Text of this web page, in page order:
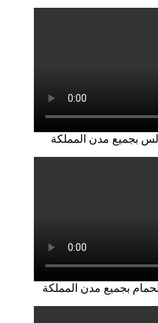
بجميع مدن المملكة
بجميع مدن المملكة